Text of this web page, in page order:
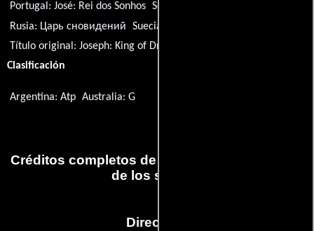
Portugal:José: Rei dos Sonhos Serbia:
Rusia: Царь сновидений Suecia:
Título original:Joseph: King of Dreams
Clasificación
Argentina: Atp Australia: G
Créditos completos de la película José: El rey
de los sueños
Dirección